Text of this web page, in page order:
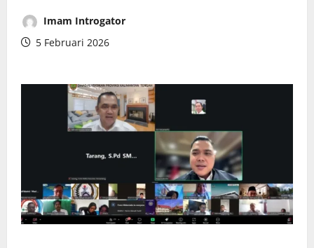
Imam Introgator
5 Februari 2026